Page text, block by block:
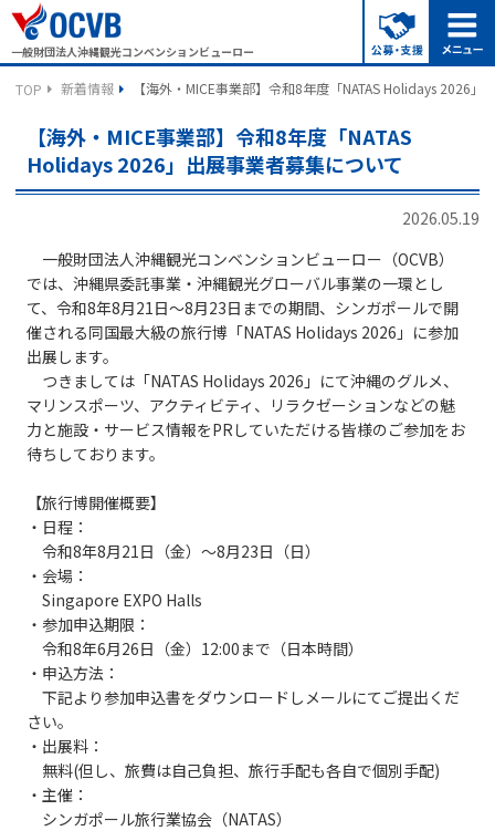
一般財団法人沖縄観光コンベンションビューロー
TOP 新着情報 【海外・MICE事業部】令和8年度「NATAS Holidays 2026」
【海外・MICE事業部】令和8年度「NATAS
Holidays 2026」出展事業者募集について
2026.05.19
一般財団法人沖縄観光コンベンションビューロー（OCVB）
では、沖縄県委託事業・沖縄観光グローバル事業の一環とし
て、令和8年8月21日～8月23日までの期間、シンガポールで開
催される同国最大級の旅行博「NATAS Holidays 2026」に参加
出展します。
つきましては「NATAS Holidays 2026」にて沖縄のグルメ、
マリンスポーツ、アクティビティ、リラクゼーションなどの魅
力と施設・サービス情報をPRしていただける皆様のご参加をお
待ちしております。
【旅行博開催概要】
・日程：
令和8年8月21日（金）～8月23日（日）
・会場：
Singapore EXPO Halls
・参加申込期限：
令和8年6月26日（金）12:00まで（日本時間）
・申込方法：
下記より参加申込書をダウンロードしメールにてご提出くだ
さい。
・出展料：
無料(但し、旅費は自己負担、旅行手配も各自で個別手配)
・主催：
シンガポール旅行業協会（NATAS）